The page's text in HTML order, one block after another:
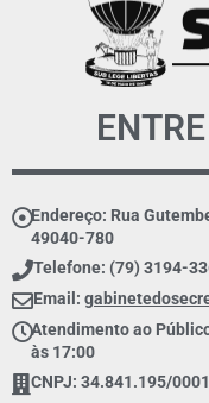
Endereço: Rua
49040-780
Telefone: (79) 3194-
Email:
Atendimento ao
às 17:00
CNPJ: 34.841.195/